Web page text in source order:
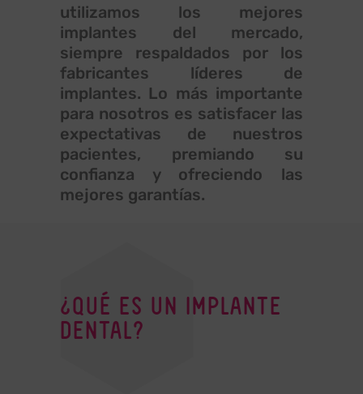
utilizamos los mejores
implantes del mercado,
siempre respaldados por los
fabricantes líderes de
implantes. Lo más importante
para nosotros es satisfacer las
expectativas de nuestros
pacientes, premiando su
confianza y ofreciendo las
mejores garantías.
¿QUÉ ES UN IMPLANTE
DENTAL?